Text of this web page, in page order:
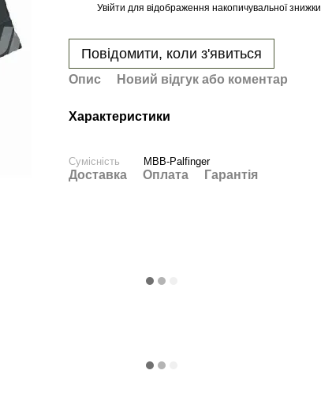
Увійти для відображення накопичувальної знижки
Повідомити, коли з'явиться
Опис Новий відгук або коментар
Характеристики
Сумісність MBB-Palfinger
Доставка Оплата Гарантія